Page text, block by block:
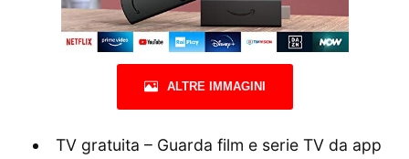
ALTRE IMMAGINI
TV gratuita – Guarda film e serie TV da app